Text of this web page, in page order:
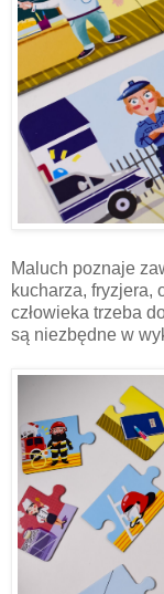
Maluch poznaje
kucharza, fryzjera,
człowieka trzeba
są niezbędne w